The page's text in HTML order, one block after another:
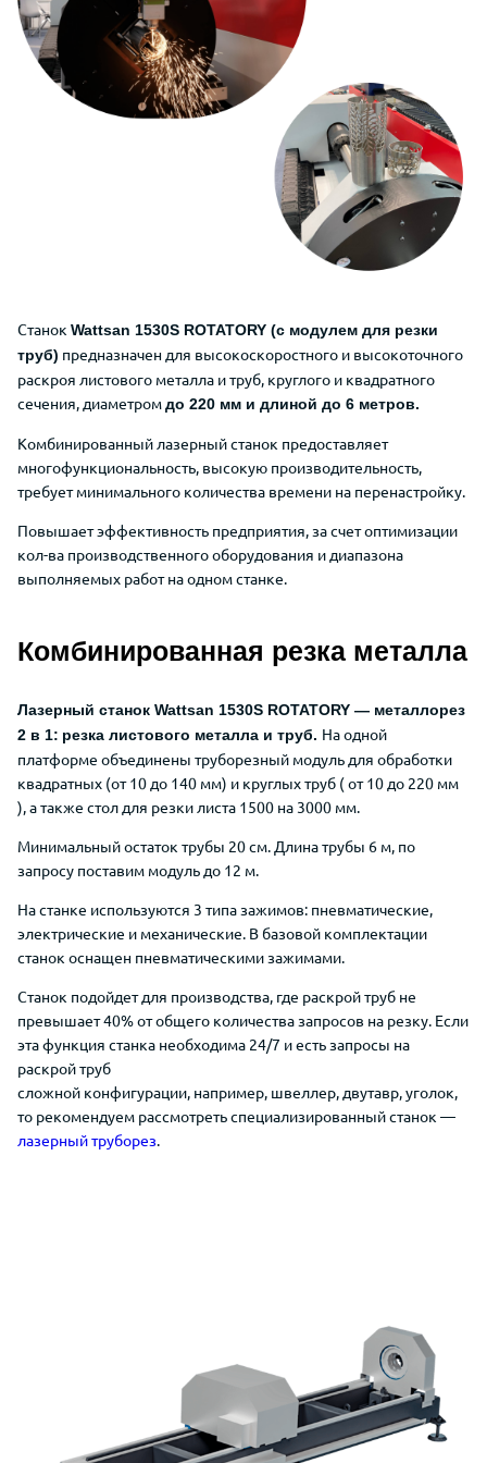
Станок Wattsan 1530S ROTATORY (с модулем для резки
труб) предназначен для высокоскоростного и высокоточного
раскроя листового металла и труб, круглого и квадратного
сечения, диаметромдо 220 мм и длиной до 6 метров.
Комбинированный лазерный станок предоставляет
многофункциональность, высокую производительность,
требует минимального количества времени на перенастройку.
Повышает эффективность предприятия, за счет оптимизации
кол-ва производственного оборудования и диапазона
выполняемых работ на одном станке.
Комбинированная резка металла
Лазерный станок Wattsan 1530S ROTATORY — металлорез
2 в 1: резка листового металла и труб. На одной
платформе объединены труборезный модуль для обработки
квадратных (от 10 до 140 мм) и круглых труб ( от 10 до 220 мм
), а также стол для резки листа 1500 на 3000 мм.
Минимальный остаток трубы 20 см. Длина трубы 6 м, по
запросу поставим модуль до 12 м.
На станке используются 3 типа зажимов: пневматические,
электрические и механические. В базовой комплектации
станок оснащен пневматическими зажимами.
Станок подойдет для производства, где раскрой труб не
превышает 40% от общего количества запросов на резку. Если
эта функция станка необходима 24/7 и есть запросы на
раскрой труб
сложной конфигурации, например, швеллер, двутавр, уголок,
то рекомендуем рассмотреть специализированный станок —
лазерный труборез.